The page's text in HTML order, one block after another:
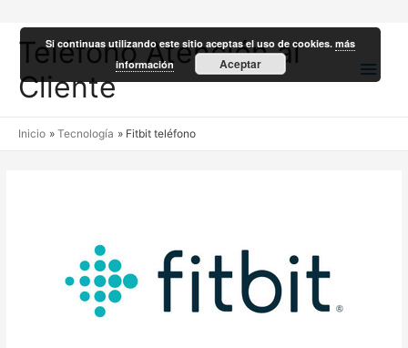
Teléfono Atención al
Cliente
Inicio Tecnología Fitbit teléfono
Si continuas utilizando este sitio aceptas el uso de cookies.más
información
Aceptar